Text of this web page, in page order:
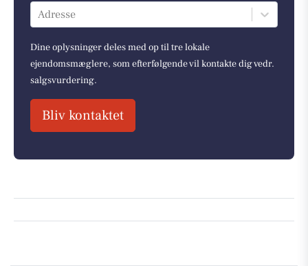
Adresse
Dine oplysninger deles med op til tre lokale
ejendomsmæglere, som efterfølgende vil kontakte dig vedr.
salgsvurdering.
Bliv kontaktet